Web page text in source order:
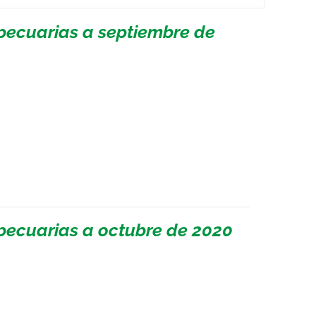
a septiembre de
a octubre de 2020